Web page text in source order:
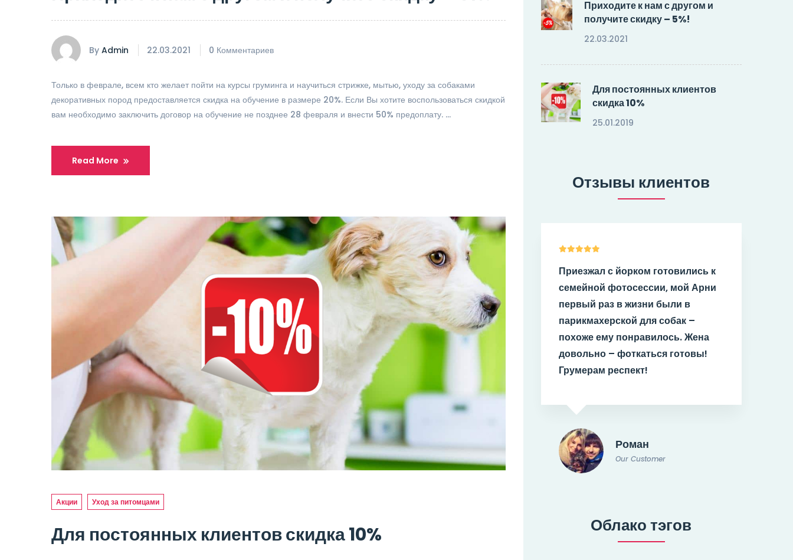
By Admin 22.03.2021 0 Комментариев
Только в феврале, всем кто желает пойти на курсы груминга и научиться стрижке, мытью, уходу за собаками
декоративных пород предоставляется скидка на обучение в размере 20%. Если Вы хотите воспользоваться скидкой
вам необходимо заключить договор на обучение не позднее 28 февраля и внести 50% предоплату. …
Read More
Акции Уход за питомцами
Для постоянных клиентов скидка 10%
:
Приходите к нам с другом и
получите скидку – 5%!
22.03.2021
Для постоянных клиентов
скидка 10%
25.01.2019
Отзывы клиентов
Приезжал с йорком готовились к
семейной фотосессии, мой Арни
первый раз в жизни были в
парикмахерской для собак –
похоже ему понравилось. Жена
довольно – фоткаться готовы!
Грумерам респект!
Роман
Our Customer
Ши-тцу Шурик, взяли
комплексный уход по акции, в
целом довольны, можем
повторить
Спасибо грумерам!
Натали
Our Customer
Приезжал с йорком готовились к
семейной фотосессии, мой Арни
первый раз в жизни были в
парикмахерской для собак –
похоже ему понравилось. Жена
довольно – фоткаться готовы!
Грумерам респект!
Роман
Our Customer
Облако тэгов